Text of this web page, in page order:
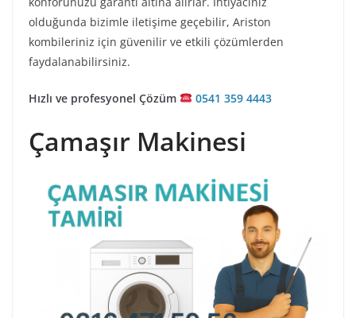
olduğunda bizimle iletişime geçebilir, Ariston
kombileriniz için güvenilir ve etkili çözümlerden
faydalanabilirsiniz.
Hızlı ve profesyonel Çözüm 0541 359 4443
Çamaşır Makinesi